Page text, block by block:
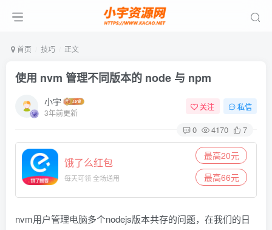
首页 技巧 正文
使用 nvm 管理不同版本的 node 与 npm
小宇
3年前更新
关注 私信
0 4170 7
饿了么红包
每天可领 全场通用
最高20元
最高66元
nvm用户管理电脑多个nodejs版本共存的问题，在我们的日